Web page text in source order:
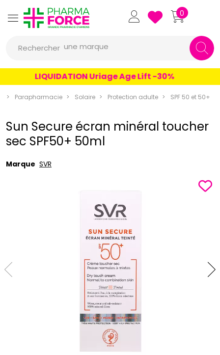
Pharmaforce Grande Pharmacie
0
Rechercher
un produit
une marque
LIQUIDATION Uriage Age Lift -30%
Parapharmacie Solaire Protection adulte SPF 50 et 50+
Sun Secure écran minéral toucher
sec SPF50+ 50ml
Marque SVR